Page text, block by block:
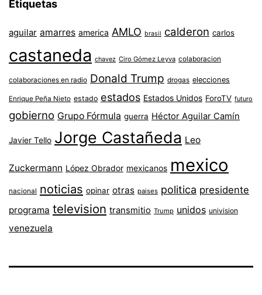
Etiquetas
aguilar amarres america AMLO brasil calderon carlos
castaneda chavez Ciro Gómez Leyva colaboracion
colaboraciones en radio Donald Trump drogas elecciones
Enrique Peña Nieto estado estados Estados Unidos ForoTV futuro
gobierno Grupo Fórmula guerra Héctor Aguilar Camín
Javier Tello Jorge Castañeda Leo
Zuckermann López Obrador mexicanos mexico
nacional noticias opinar otras paises politica presidente
programa television transmitio Trump unidos univision
venezuela